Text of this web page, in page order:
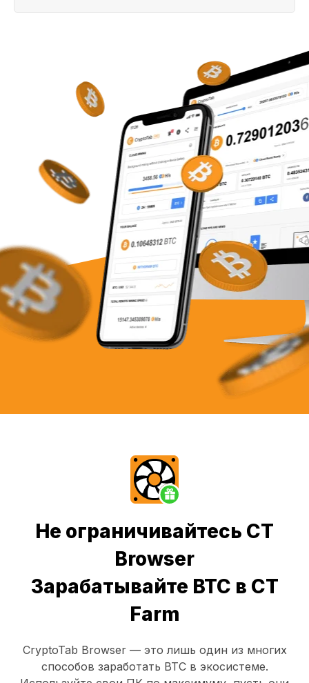
Не ограничивайтесь CT
Browser
Зарабатывайте BTC в CT
Farm
CryptoTab Browser— это лишь один из многих
способов заработать BTC в экосистеме.